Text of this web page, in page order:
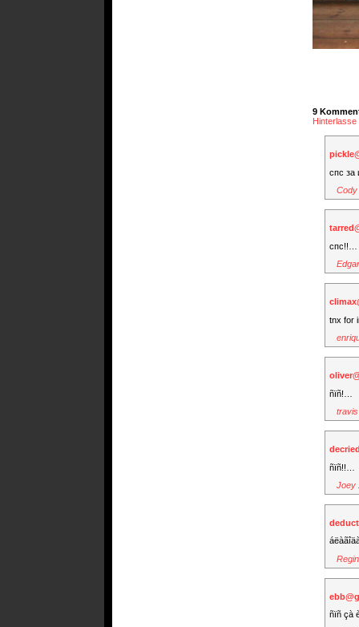
9
спс
Cody
спс!!…
Edgar
tnx for
ñïñ!…
travis
ñïñ!!…
Joey
ñïñ çà